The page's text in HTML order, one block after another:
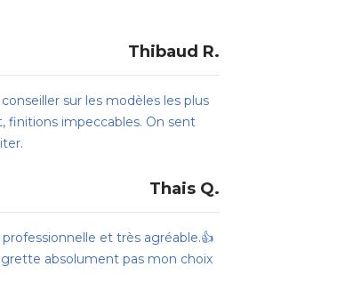
Thibaud R.
sur les modèles les plus
finitions impeccables. On sent
Thais Q.
et très agréable.👍
absolument pas mon choix